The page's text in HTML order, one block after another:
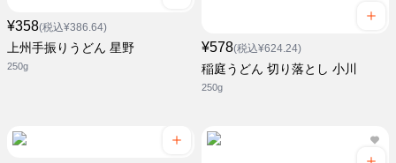
¥358(税込¥386.64)
上州手振りうどん 星野
250g
¥578(税込¥624.24)
稲庭うどん 切り落とし 小川
250g